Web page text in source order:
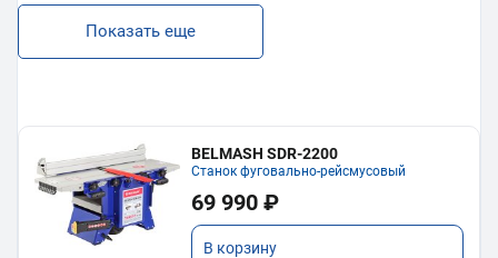
Показать еще
BELMASH SDR-2200
Станок фуговально-рейсмусовый
69 990 ₽
В корзину